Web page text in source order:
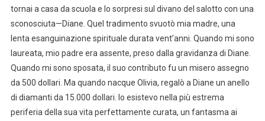
tornai a casa da scuola e lo sorpresi sul divano del salotto con una
sconosciuta—Diane. Quel tradimento svuotò mia madre, una
lenta esanguinazione spirituale durata vent’anni. Quando mi sono
laureata, mio padre era assente, preso dalla gravidanza di Diane.
Quando mi sono sposata, il suo contributo fu un misero assegno
da 500 dollari. Ma quando nacque Olivia, regalò a Diane un anello
di diamanti da 15.000 dollari. Io esistevo nella più estrema
periferia della sua vita perfettamente curata, un fantasma ai